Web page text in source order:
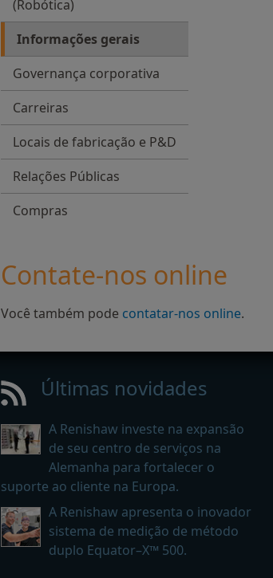
(Robótica)
Informações gerais
Governança corporativa
Carreiras
Locais de fabricação e P&D
Relações Públicas
Compras
Contate-nos online
Você também pode contatar-nos online.
Últimas novidades
A Renishaw investe na expansão
de seu centro de serviços na
Alemanha para fortalecer o
suporte ao cliente na Europa.
A Renishaw apresenta o inovador
sistema de medição de método
duplo Equator–X™ 500.